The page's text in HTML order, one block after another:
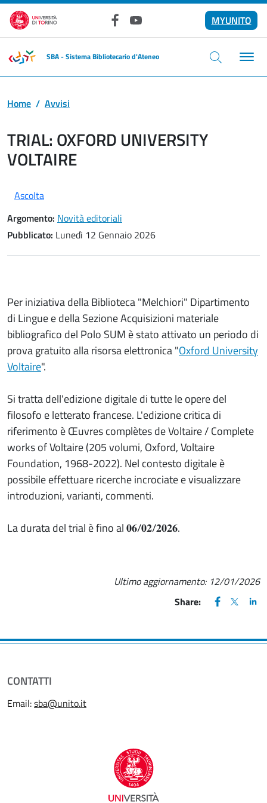
Salta al contenuto principale
FacebookYouTube
MYUNITO
SBA - Sistema Bibliotecario d'Ateneo
Home Avvisi
TRIAL: OXFORD UNIVERSITY
VOLTAIRE
Ascolta
Argomento: Novità editoriali
Pubblicato: Lunedì 12 Gennaio 2026
Per iniziativa della Biblioteca "Melchiori" Dipartimento
di Lingue e della Sezione Acquisizioni materiale
bibliografico del Polo SUM è stato attivato un periodo di
prova gratuito alla risorsa elettronica "Oxford University
Voltaire".
Si tratta dell'edizione digitale di tutte le opere del
filosofo e letterato francese. L'edizione critica di
riferimento è Œuvres complètes de Voltaire / Complete
works of Voltaire (205 volumi, Oxford, Voltaire
Foundation, 1968-2022). Nel contesto digitale è
possibile effettuare ricerche incrociate e visualizzare
introduzioni, varianti, commenti.
La durata del trial è fino al 𝟎𝟔/𝟎𝟐/𝟐𝟎𝟐𝟔.
Ultimo aggiornamento: 12/01/2026
Share:
FACEBOOK
(apre una
X
(apre
CONTATTI
Email:sba@unito.it